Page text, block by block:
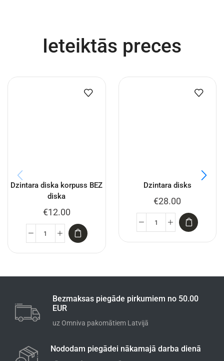
Ieteiktās preces
Dzintara diska korpuss BEZ
diska
€12.00
Dzintara disks
€28.00
Bezmaksas piegāde pirkumiem no 50.00
EUR
uz Omniva pakomātiem Latvijā
Nododam piegādei nākamajā darba dienā